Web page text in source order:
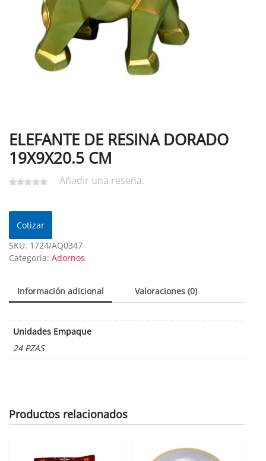
ELEFANTE DE RESINA DORADO
19X9X20.5 CM
Añadir una reseña.
Cotizar
SKU: 1724/AQ0347
Categoría: Adornos
Información adicional Valoraciones (0)
Unidades Empaque
24 PZAS
Productos relacionados